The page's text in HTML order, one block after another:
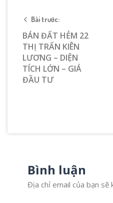
Bài trước:
BÁN ĐẤT HẺM 22
THỊ TRẤN KIÊN
LƯƠNG – DIỆN
TÍCH LỚN – GIÁ
ĐẦU TƯ
Bình luận
Địa chỉ email của bạn sẽ